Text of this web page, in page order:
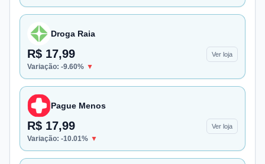
Droga Raia
R$ 17,99 Ver loja
Variação: -9.60% ▼
Pague Menos
R$ 17,99 Ver loja
Variação: -10.01% ▼